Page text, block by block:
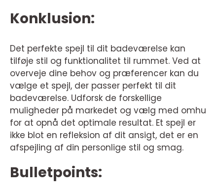
Konklusion:
Det perfekte spejl til dit badeværelse kan
tilføje stil og funktionalitet til rummet. Ved at
overveje dine behov og præferencer kan du
vælge et spejl, der passer perfekt til dit
badeværelse. Udforsk de forskellige
muligheder på markedet og vælg med omhu
for at opnå det optimale resultat. Et spejl er
ikke blot en refleksion af dit ansigt, det er en
afspejling af din personlige stil og smag.
Bulletpoints: